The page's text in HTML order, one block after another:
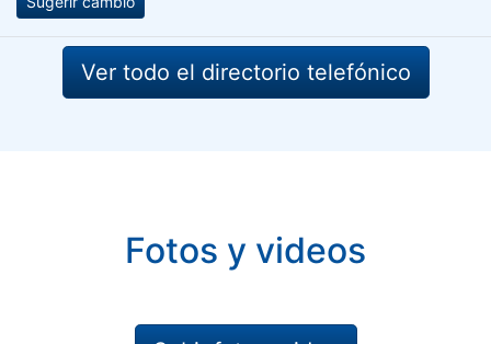
Ver todo el directorio telefónico
Fotos y videos